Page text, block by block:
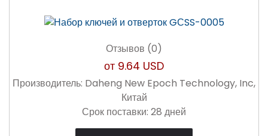
Отзывов (0)
от 9.64 USD
Производитель: Daheng New Epoch Technology, Inc,
Китай
Срок поставки: 28 дней